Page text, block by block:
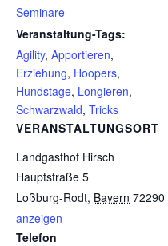
Seminare
Veranstaltung-Tags:
Agility, Apportieren,
Erziehung, Hoopers,
Hundstage, Longieren,
Schwarzwald, Tricks
VERANSTALTUNGSORT
Landgasthof Hirsch
Hauptstraße 5
Loßburg-Rodt, Bayern 72290
anzeigen
Telefon